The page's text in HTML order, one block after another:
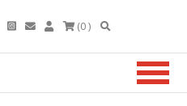
(0 )